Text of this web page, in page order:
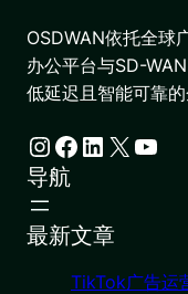
OSDWAN依托全球
办公平台与SD-
低延迟且智能可靠的
Instagram Facebook LinkedIn X YouTube
导航
最新文章
TikTok广告运